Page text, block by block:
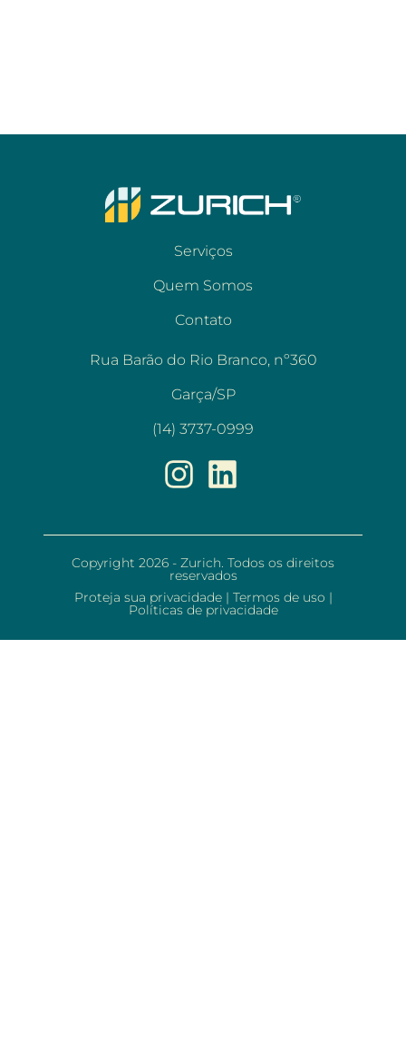
Serviços
Quem Somos
Contato
Rua Barão do Rio Branco, nº360
Garça/SP
(14) 3737-0999
Copyright 2026 - Zurich. Todos os direitos
reservados
Proteja sua privacidade | Termos de uso |
Políticas de privacidade